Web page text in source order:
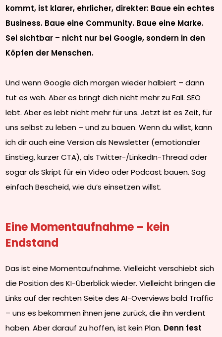
kommt, ist klarer, ehrlicher, direkter: Baue ein echtes
Business. Baue eine Community. Baue eine Marke.
Sei sichtbar – nicht nur bei Google, sondern in den
Köpfen der Menschen.
Und wenn Google dich morgen wieder halbiert – dann
tut es weh. Aber es bringt dich nicht mehr zu Fall. SEO
lebt. Aber es lebt nicht mehr für uns. Jetzt ist es Zeit, für
uns selbst zu leben – und zu bauen. Wenn du willst, kann
ich dir auch eine Version als Newsletter (emotionaler
Einstieg, kurzer CTA), als Twitter-/LinkedIn-Thread oder
sogar als Skript für ein Video oder Podcast bauen. Sag
einfach Bescheid, wie du’s einsetzen willst.
Eine Momentaufnahme – kein
Endstand
Das ist eine Momentaufnahme. Vielleicht verschiebt sich
die Position des KI-Überblick wieder. Vielleicht bringen die
Links auf der rechten Seite des AI-Overviews bald Traffic
– uns es bekommen ihnen jene zurück, die ihn verdient
haben. Aber darauf zu hoffen, ist kein Plan. Denn fest